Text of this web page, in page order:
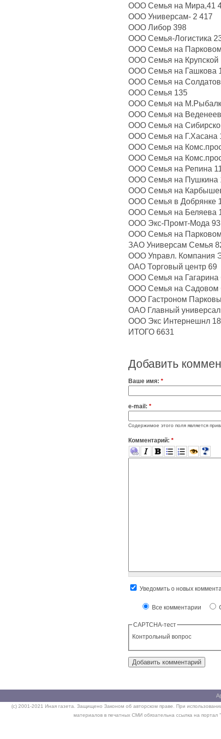
ООО Семья на Мира,41
ООО Универсам- 2 417
ООО Либор 398
ООО Семья-Логистика
ООО Семья на
ООО Семья на Крупской
ООО Семья на Гашкова
ООО Семья на
ООО Семья 135
ООО Семья на
ООО Семья на
ООО Семья на
ООО Семья на Г.Хасана
ООО Семья на
ООО Семья на
ООО Семья на Репина
ООО Семья на Пушкина
ООО Семья на
ООО Семья в Добрянке
ООО Семья на Беляева
ООО Экс-Промт-Мода 93
ООО Семья на
ЗАО Универсам Семья
ООО Управл. Компания
ОАО Торговый центр 69
ООО Семья на Гагарина
ООО Семья на Садовом
ООО Гастроном
ОАО Главный
ООО Экс Интернешнл 18
ИТОГО 6631
Добавить
Ваше имя: *
e-mail: *
Содержимое этого поля является
Комментарий: *
Уведомить о новых
Все комментарии
CAPTCHA-тест
Контрольный вопрос
(c) 2001-2021 Иная газета. Защищено Законом об авторском праве. При
материалов в печатных СМИ обязательна ссылка на